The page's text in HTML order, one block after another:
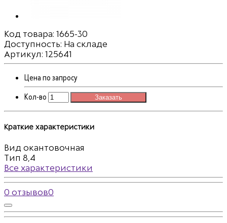
Код товара: 1665-30
Доступность: На складе
Артикул: 125641
Цена по запросу
Кол-во
Заказать
Краткие характеристики
Вид окантовочная
Тип 8,4
Все характеристики
0 отзывов0